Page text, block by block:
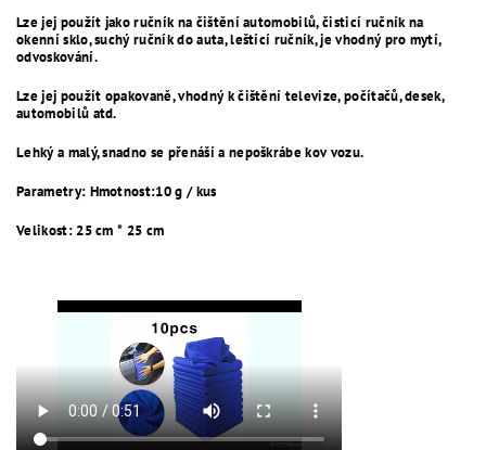
Lze jej použít jako ručník na čištění automobilů, čisticí ručník na
okenní sklo, suchý ručník do auta, leštící ručník, je vhodný pro mytí,
odvoskování.
Lze jej použít opakovaně, vhodný k čištění televize, počítačů, desek,
automobilů atd.
Lehký a malý, snadno se přenáší a nepoškrábe kov vozu.
Parametry: Hmotnost:10 g / kus
Velikost: 25 cm * 25 cm